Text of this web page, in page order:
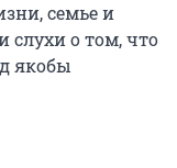
семье и
слухи о том, что
якобы